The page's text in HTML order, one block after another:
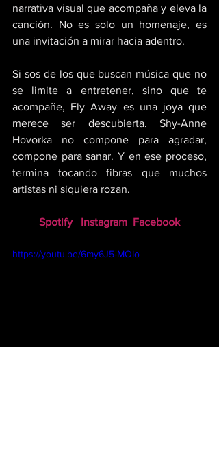
narrativa visual que acompaña y eleva la
canción. No es solo un homenaje, es
una invitación a mirar hacia adentro.
Si sos de los que buscan música que no
se limite a entretener, sino que te
acompañe, Fly Away es una joya que
merece ser descubierta. Shy-Anne
Hovorka no compone para agradar,
compone para sanar. Y en ese proceso,
termina tocando fibras que muchos
artistas ni siquiera rozan.
Spotify Instagram Facebook
https://youtu.be/6my6J5-MOIo